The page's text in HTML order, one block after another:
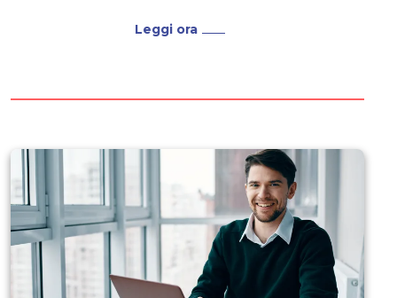
conseguenza, l’industria
Leggi ora